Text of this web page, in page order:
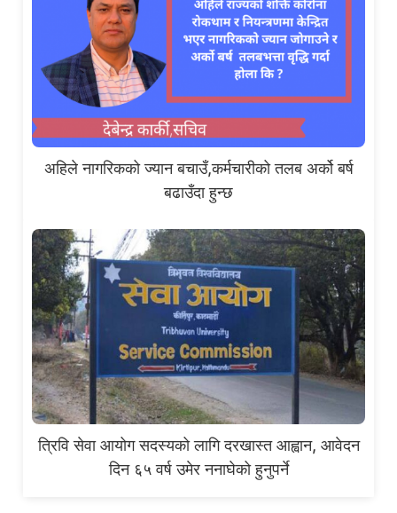
अहिले नागरिकको ज्यान बचाउँ,कर्मचारीको तलब अर्को बर्ष
बढाउँदा हुन्छ
त्रिवि सेवा आयोग सदस्यको लागि दरखास्त आह्वान, आवेदन
दिन ६५ वर्ष उमेर ननाघेको हुनुपर्ने